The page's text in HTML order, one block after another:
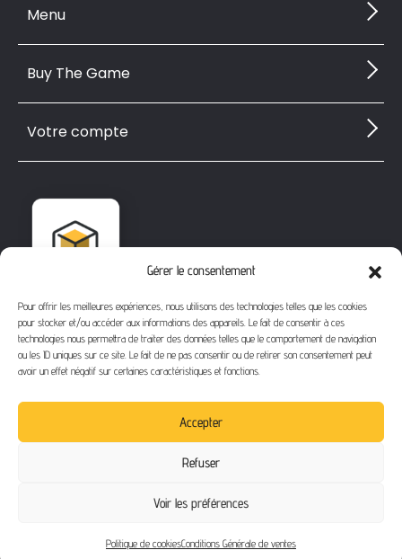
Gérer le consentement
Pour offrir les meilleures expériences, nous utilisons des technologies telles que les cookies
pour stocker et/ou accéder aux informations des appareils. Le fait de consentir à ces
technologies nous permettra de traiter des données telles que le comportement de navigation
ou les ID uniques sur ce site. Le fait de ne pas consentir ou de retirer son consentement peut
avoir un effet négatif sur certaines caractéristiques et fonctions.
Accepter
Refuser
Voir les préférences
Politique de cookiesConditions Générale de ventes
1112 Bd Fernand Darchicourt
62110 Hénin-Beaumont
Téléphone: 03 21 67 24 31
Menu
Buy The Game
Votre compte